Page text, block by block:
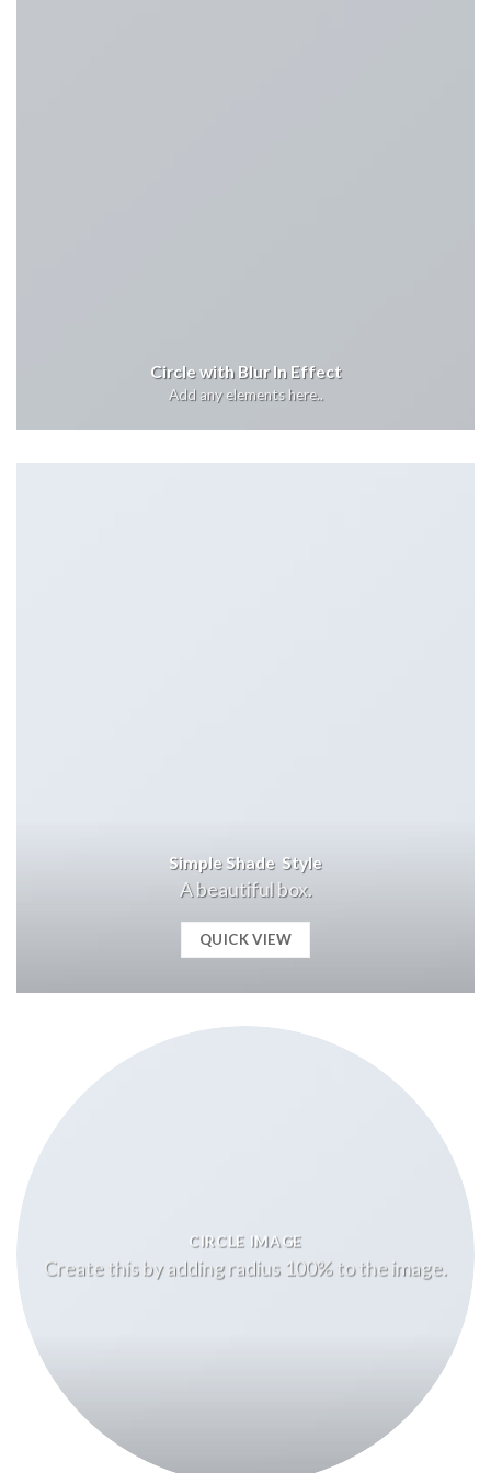
Circle with Blur In Effect
Add any elements here..
Simple Shade Style
A beautiful box.
QUICK VIEW
CIRCLE IMAGE
Create this by adding radius 100% to the image.